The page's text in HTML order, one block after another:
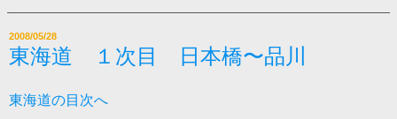
2008/05/28
東海道 １次目 日本橋〜品川
東海道の目次へ